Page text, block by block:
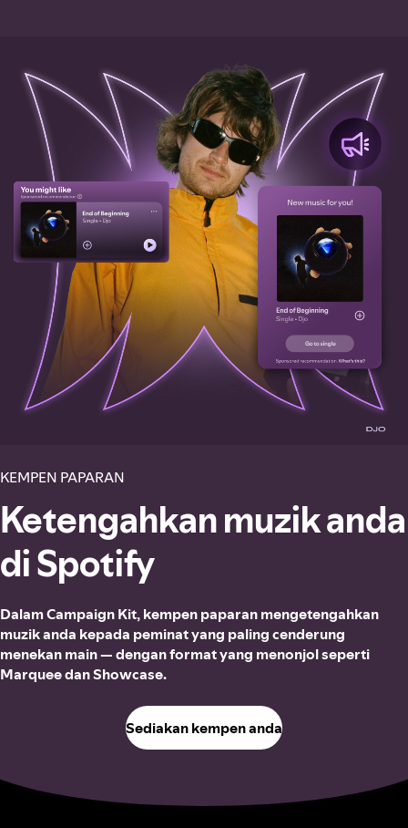
KEMPEN PAPARAN
Ketengahkan muzik anda
di Spotify
Dalam Campaign Kit, kempen paparan mengetengahkan
muzik anda kepada peminat yang paling cenderung
menekan main — dengan format yang menonjol seperti
Marquee dan Showcase.
Sediakan kempen anda